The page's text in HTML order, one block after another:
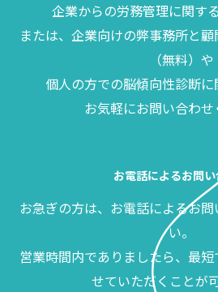
企業からの労務管理に関す
または、企業向けの弊事務所と
（無料）や
個人の方での脳傾向性診断
お気軽にお問い合わせ
お電話によるお問
お急ぎの方は、お電話によるお
い。
営業時間内でありましたら、最
せていただくことが